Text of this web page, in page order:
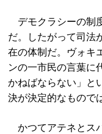
デモクラシーの制
だ。したがって司法
在の体制だ。ヴォキ
ンの一市民の言葉に
かねばならない」と
決が決定的なもので
かつてアテネとス